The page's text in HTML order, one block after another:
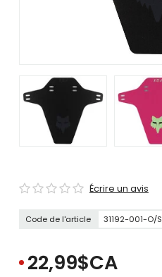
Écrire un avis
Code de l'article 31192-001-O/S
22,99$CA